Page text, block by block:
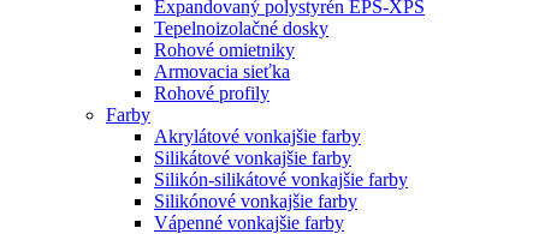
Expandovaný polystyrén EPS-XPS
Tepelnoizolačné dosky
Rohové omietniky
Armovacia sieťka
Rohové profily
Farby
Akrylátové vonkajšie farby
Silikátové vonkajšie farby
Silikón-silikátové vonkajšie farby
Silikónové vonkajšie farby
Vápenné vonkajšie farby